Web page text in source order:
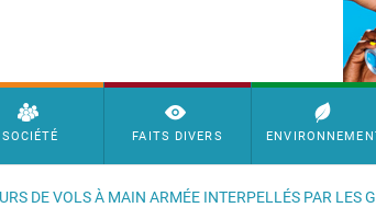
SOCIÉTÉ FAITS DIVERS
DE VOLS À MAIN ARMÉE INTERPELLÉS PAR LES